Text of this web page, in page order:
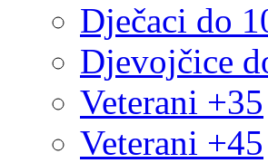
Dječaci do
Djevojčice
Veterani +35
Veterani +45